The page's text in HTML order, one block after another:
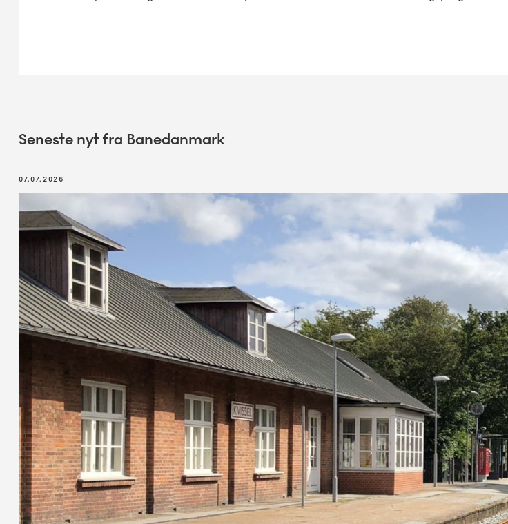
Seneste nyt fra Banedanmark
07.07.2026